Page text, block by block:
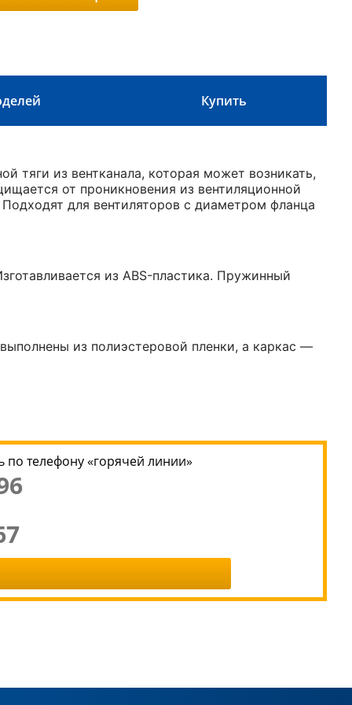
Купить
тяги из вентканала, которая может возникать,
от проникновения из вентиляционной
для вентиляторов с диаметром фланца
из ABS-пластика. Пружинный
из полиэстеровой пленки, а каркас —
телефону «горячей линии»